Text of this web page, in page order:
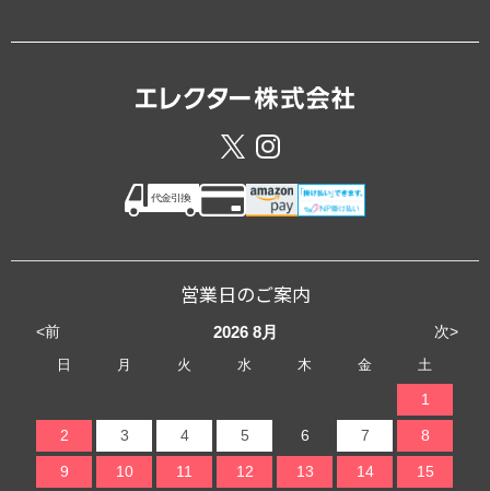
営業日のご案内
<前 次>
2026 8月
日 月 火 水 木 金 土
1
2 3 4 5 6 7 8
9 10 11 12 13 14 15